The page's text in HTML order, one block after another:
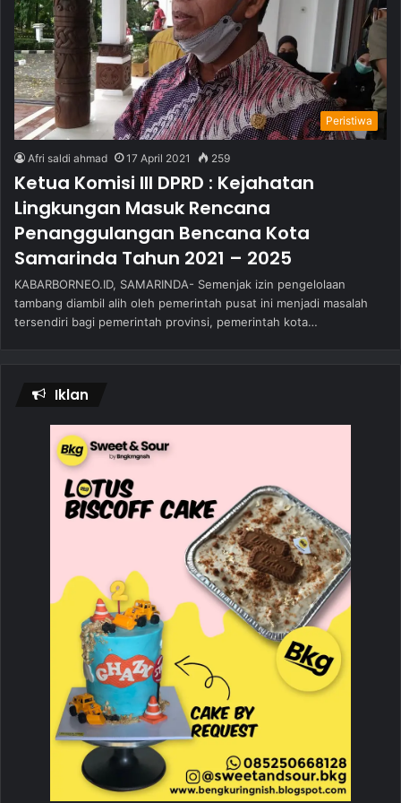
Peristiwa
Afri saldi ahmad 17 April 2021 259
Ketua Komisi III DPRD : Kejahatan
Lingkungan Masuk Rencana
Penanggulangan Bencana Kota
Samarinda Tahun 2021 – 2025
KABARBORNEO.ID, SAMARINDA- Semenjak izin pengelolaan
tambang diambil alih oleh pemerintah pusat ini menjadi masalah
tersendiri bagi pemerintah provinsi, pemerintah kota…
Iklan